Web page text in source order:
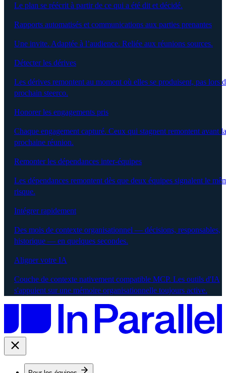
Le plan se réécrit à partir de ce qui a été dit et décidé.
Rapports automatisés et communications aux parties prenantes
Une invite. Adaptée à l’audience. Reliée aux réunions sources.
Détecter les dérives
Les dérives remontent au moment où elles se produisent, pas lors
prochain steerco.
Honorer les engagements pris
Chaque engagement capturé. Ceux qui stagnent remontent avant la
prochaine réunion.
Remonter les dépendances inter-équipes
Les dépendances remontent dès que deux équipes signalent le
risque.
Intégrer rapidement
Des mois de contexte organisationnel — décisions, responsables,
historique — en quelques secondes.
Aligner votre IA
Couche de contexte nativement compatible MCP. Les outils d'IA
s'appuient sur une mémoire organisationnelle toujours active.